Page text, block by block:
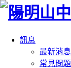
訊息
最新消息
常見問題